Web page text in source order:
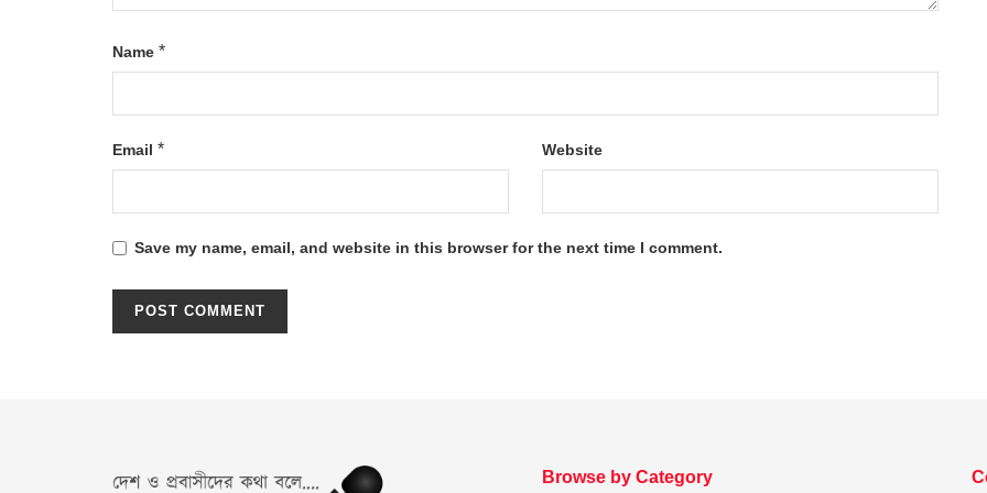
Name *
Email * Website
Save my name, email, and website in this browser for the next time I comment.
Browse by Category